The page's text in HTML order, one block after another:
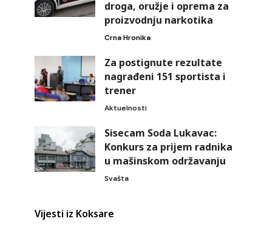
droga, oružje i oprema za
proizvodnju narkotika
Crna Hronika
Za postignute rezultate
nagrađeni 151 sportista i
trener
Aktuelnosti
Sisecam Soda Lukavac:
Konkurs za prijem radnika
u mašinskom održavanju
Svašta
Vijesti iz Koksare